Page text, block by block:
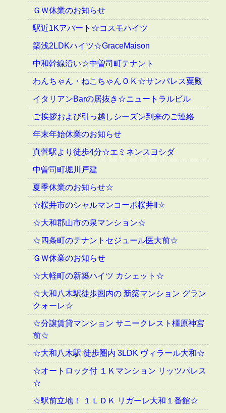
ＧＷ休業のお知らせ
駅近1Kアパート☆コスモハイツ
築浅2LDKハイツ☆GraceMaison
中和幹線沿い☆中曽司町テナント
わんちゃん・ねこちゃんＯＫ☆サンパレス粟殿
イタリアンBarの居抜き☆ニュートラルビル
ご挨拶および引っ越しシーズン到来のご連絡
年末年始休業のお知らせ
真菅駅より徒歩4分☆エミネンスヨシダ
中曽司町堀川戸建
夏季休業のお知らせ☆
☆桜井市のシャルマンコーポ桜井Ⅱ☆
☆大和郡山市の泉マンション☆
☆四条町のテナントセジュール医大前☆
ＧＷ休業のお知らせ
☆大軽町の新築ハイツ カシェット☆
☆大和八木駅徒歩圏内の 新築マンション グラン
クォーレ☆
☆分譲賃貸マンション サニークレスト橿原神宮
前☆
☆大和八木駅 徒歩圏内 3LDK ヴィラール大和☆
☆オートロック付 １Ｋマンション リッツパレス
☆
☆駅前立地！ １ＬＤＫ リガーレ大和１番館☆